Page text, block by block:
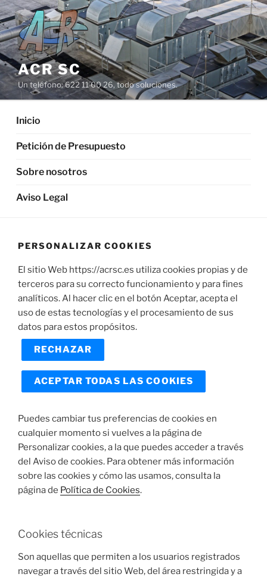
Saltar
al
contenido
ACR SC
Un teléfono: 622 11 00 26, todo soluciones.
Inicio
Petición de Presupuesto
Sobre nosotros
Aviso Legal
PERSONALIZAR COOKIES
El sitio Web https://acrsc.es utiliza cookies propias y de
terceros para su correcto funcionamiento y para fines
analíticos. Al hacer clic en el botón Aceptar, acepta el
uso de estas tecnologías y el procesamiento de sus
datos para estos propósitos.
RECHAZAR
ACEPTAR TODAS LAS COOKIES
Puedes cambiar tus preferencias de cookies en
cualquier momento si vuelves a la página de
Personalizar cookies, a la que puedes acceder a través
del Aviso de cookies. Para obtener más información
sobre las cookies y cómo las usamos, consulta la
página de Política de Cookies.
Cookies técnicas
Son aquellas que permiten a los usuarios registrados
navegar a través del sitio Web, del área restringida y a